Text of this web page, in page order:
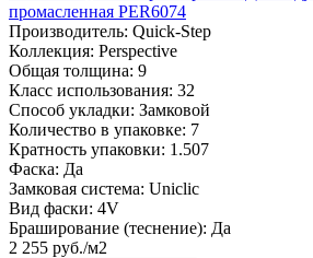
промасленная PER6074
Производитель: Quick-Step
Коллекция: Perspective
Общая толщина: 9
Класс использования: 32
Способ укладки: Замковой
Количество в упаковке: 7
Кратность упаковки: 1.507
Фаска: Да
Замковая система: Uniclic
Вид фаски: 4V
Браширование (теснение): Да
2 255 руб./м2